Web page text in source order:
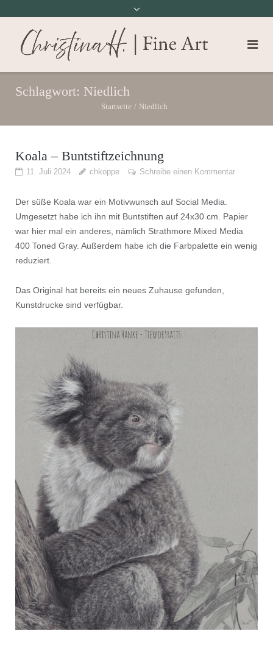
Schlagwort: Niedlich
Startseite / Niedlich
Koala – Buntstiftzeichnung
11. Juli 2024 chkoppe Schreibe einen Kommentar
Der süße Koala war ein Motivwunsch auf Social Media.
Umgesetzt habe ich ihn mit Buntstiften auf 24x30 cm. Papier
war hier mal ein anderes, nämlich Strathmore Mixed Media
400 Toned Gray. Außerdem habe ich die Farbpalette ein wenig
reduziert.
Das Original hat bereits ein neues Zuhause gefunden,
Kunstdrucke sind verfügbar.